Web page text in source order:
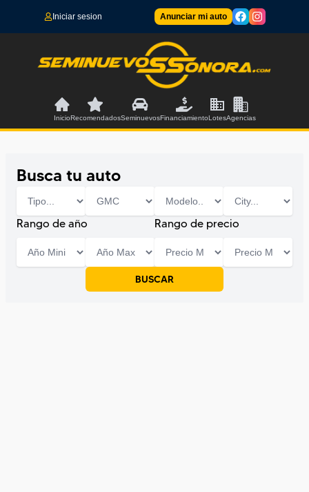
Iniciar sesion Anunciar mi auto
InicioRecomendadosSeminuevosFinanciamientoLotesAgencias
Busca tu auto
Rango de año Rango de precio
BUSCAR